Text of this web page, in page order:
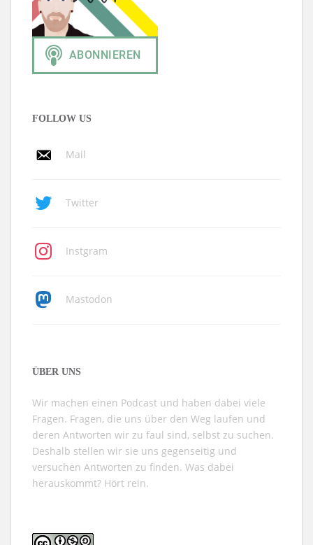
FOLLOW US
Mail
Twitter
Instgram
Mastodon
ÜBER UNS
Wir machen einen Podcast und haben dabei viele
Fragen. Fragen, die uns über den Weg laufen und
deren Antworten wir zu faul sind, selbst zu suchen.
Deshalb stellen wir sie uns gegenseitig und
versuchen Antworten zu finden. Was dabei
herauskommt? Hört rein.